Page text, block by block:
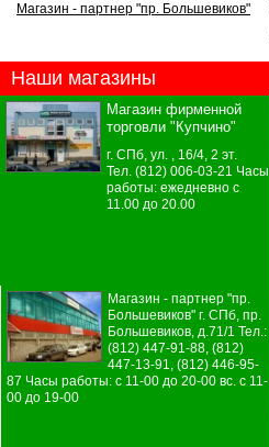
Магазин - партнер "пр. Большевиков"
Наши магазины
Магазин фирменной
торговли "Купчино"
г. СПб, ул. , 16/4, 2 эт.
Тел. (812) 006-03-21 Часы
работы: ежедневно с
11.00 до 20.00
Магазин - партнер "пр.
Большевиков" г. СПб, пр.
Большевиков, д.71/1 Тел.:
(812) 447-91-88, (812)
447-13-91, (812) 446-95-
87 Часы работы: с 11-00 до 20-00 вс. с 11-
00 до 19-00